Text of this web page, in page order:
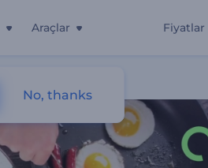
Araçlar Fiyatlar
No, thanks